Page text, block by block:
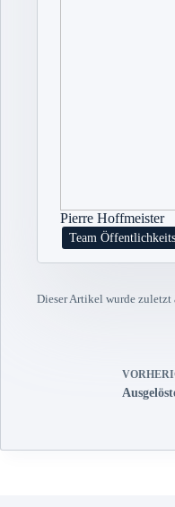
Pierre Hoffmeister
Team
Dieser Artikel wurde zuletzt